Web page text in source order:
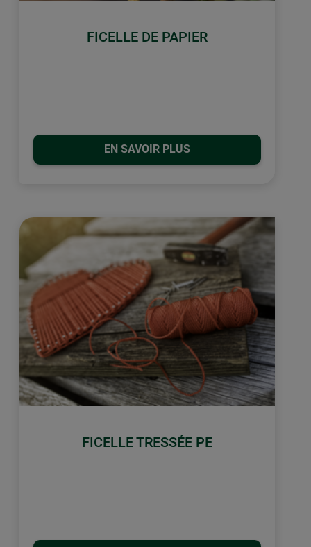
FICELLE DE PAPIER
EN SAVOIR PLUS
FICELLE TRESSÉE PE